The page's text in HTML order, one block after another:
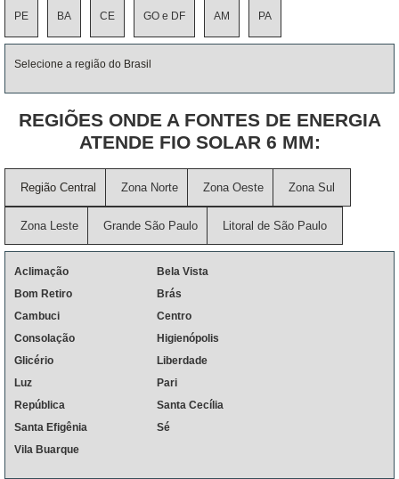
PE BA CE GO e DF AM PA
Selecione a região do Brasil
REGIÕES ONDE A FONTES DE ENERGIA
ATENDE FIO SOLAR 6 MM:
Região Central Zona Norte Zona Oeste Zona Sul
Zona Leste Grande São Paulo Litoral de São Paulo
Aclimação
Bela Vista
Bom Retiro
Brás
Cambuci
Centro
Consolação
Higienópolis
Glicério
Liberdade
Luz
Pari
República
Santa Cecília
Santa Efigênia
Sé
Vila Buarque